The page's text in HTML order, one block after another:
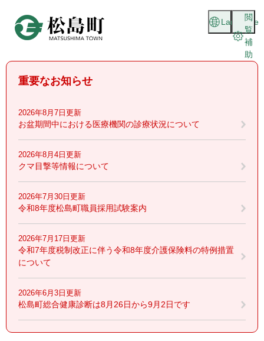
頭
閲
覧
補
助
Language
重要なお知らせ
2026年8月7日更新
お盆期間中における医療機関の診療状況について
2026年8月4日更新
クマ目撃等情報について
2026年7月30日更新
令和8年度松島町職員採用試験案内
2026年7月17日更新
令和7年度税制改正に伴う令和8年度介護保険料の特例措置
について
2026年6月3日更新
松島町総合健康診断は8月26日から9月2日です